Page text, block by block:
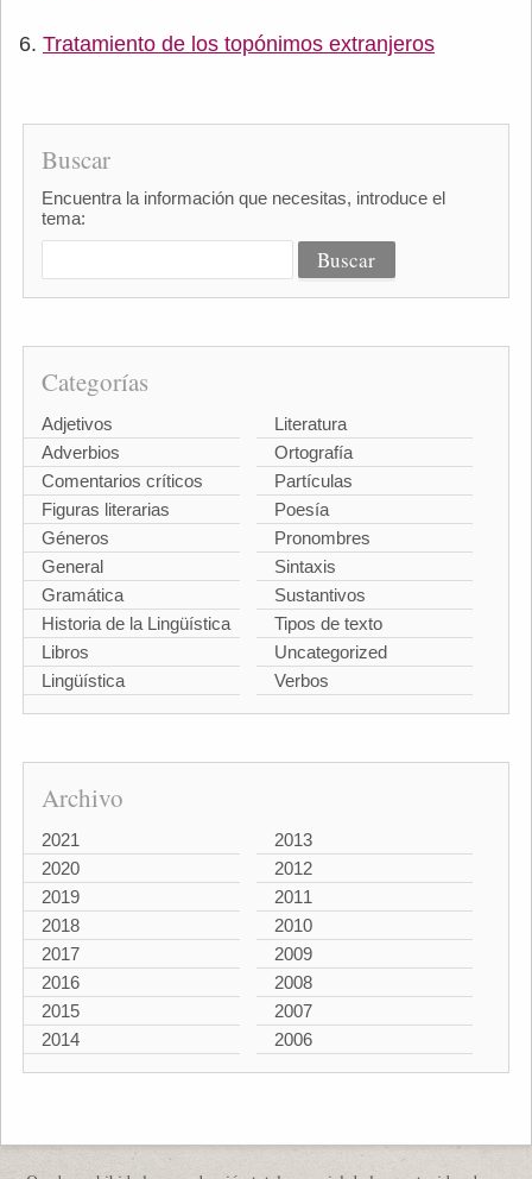
Tratamiento de los topónimos extranjeros
Buscar
Encuentra la información que necesitas, introduce el
tema:
Categorías
Adjetivos
Adverbios
Comentarios críticos
Figuras literarias
Géneros
General
Gramática
Historia de la Lingüística
Libros
Lingüística
Literatura
Ortografía
Partículas
Poesía
Pronombres
Sintaxis
Sustantivos
Tipos de texto
Uncategorized
Verbos
Archivo
2021
2020
2019
2018
2017
2016
2015
2014
2013
2012
2011
2010
2009
2008
2007
2006